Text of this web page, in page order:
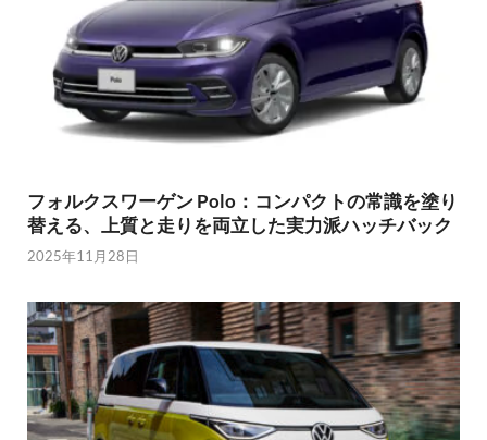
フォルクスワーゲン Polo：コンパクトの常識を塗り
替える、上質と走りを両立した実力派ハッチバック
2025年11月28日